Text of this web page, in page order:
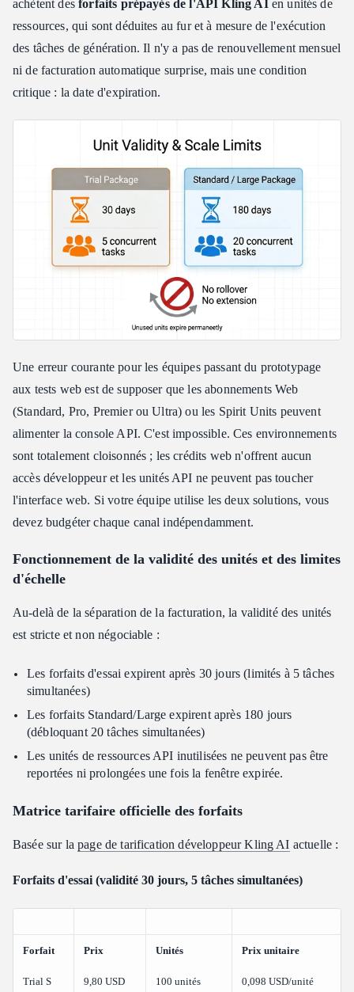
achètent desforfaits prépayés de l'API Kling AIen unités de
ressources, qui sont déduites au fur et à mesure de l'exécution
des tâches de génération. Il n'y a pas de renouvellement mensuel
ni de facturation automatique surprise, mais une condition
critique : la date d'expiration.
Une erreur courante pour les équipes passant du prototypage
aux tests web est de supposer que les abonnements Web
(Standard, Pro, Premier ou Ultra) ou les Spirit Units peuvent
alimenter la console API. C'est impossible. Ces environnements
sont totalement cloisonnés ; les crédits web n'offrent aucun
accès développeur et les unités API ne peuvent pas toucher
l'interface web. Si votre équipe utilise les deux solutions, vous
devez budgéter chaque canal indépendamment.
Fonctionnement de la validité des unités et des limites
d'échelle
Au-delà de la séparation de la facturation, la validité des unités
est stricte et non négociable :
Les forfaits d'essai expirent après 30 jours (limités à 5 tâches
simultanées)
Les forfaits Standard/Large expirent après 180 jours
(débloquant 20 tâches simultanées)
Les unités de ressources API inutilisées ne peuvent pas être
reportées ni prolongées une fois la fenêtre expirée.
Matrice tarifaire officielle des forfaits
Basée sur lapage de tarification développeur Kling AI actuelle :
Forfaits d'essai (validité 30 jours, 5 tâches simultanées)
Forfait Prix Unités Prix unitaire
Trial S 9,80 USD 100 unités 0,098 USD/unité